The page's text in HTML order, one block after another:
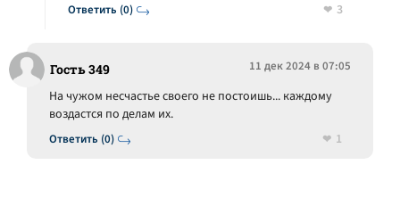
Ответить (0)
3
Гость 349 11 дек 2024 в 07:05
Ответить (0)
На чужом несчастье своего не постоишь... каждому
воздастся по делам их.
1